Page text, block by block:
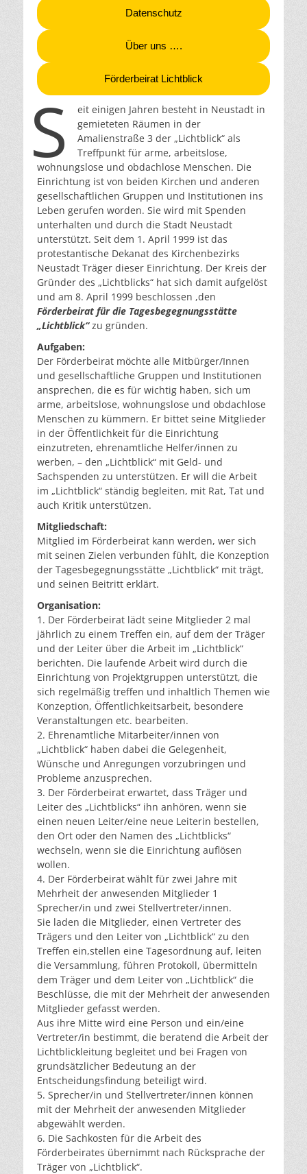
Datenschutz
Über uns ….
Förderbeirat Lichtblick
S
eit einigen Jahren besteht in Neustadt in
gemieteten Räumen in der
Amalienstraße 3 der „Lichtblick“ als
Treffpunkt für arme, arbeitslose,
wohnungslose und obdachlose Menschen. Die
Einrichtung ist von beiden Kirchen und anderen
gesellschaftlichen Gruppen und Institutionen ins
Leben gerufen worden. Sie wird mit Spenden
unterhalten und durch die Stadt Neustadt
unterstützt. Seit dem 1. April 1999 ist das
protestantische Dekanat des Kirchenbezirks
Neustadt Träger dieser Einrichtung. Der Kreis der
Gründer des „Lichtblicks“ hat sich damit aufgelöst
und am 8. April 1999 beschlossen ,den
Förderbeirat für die Tagesbegegnungsstätte
„Lichtblick“zu gründen.
Aufgaben:
Der Förderbeirat möchte alle Mitbürger/Innen
und gesellschaftliche Gruppen und Institutionen
ansprechen, die es für wichtig haben, sich um
arme, arbeitslose, wohnungslose und obdachlose
Menschen zu kümmern. Er bittet seine Mitglieder
in der Öffentlichkeit für die Einrichtung
einzutreten, ehrenamtliche Helfer/innen zu
werben, – den „Lichtblick“ mit Geld- und
Sachspenden zu unterstützen. Er will die Arbeit
im „Lichtblick“ ständig begleiten, mit Rat, Tat und
auch Kritik unterstützen.
Mitgliedschaft:
Mitglied im Förderbeirat kann werden, wer sich
mit seinen Zielen verbunden fühlt, die Konzeption
der Tagesbegegnungsstätte „Lichtblick“ mit trägt,
und seinen Beitritt erklärt.
Organisation:
1. Der Förderbeirat lädt seine Mitglieder 2 mal
jährlich zu einem Treffen ein, auf dem der Träger
und der Leiter über die Arbeit im „Lichtblick“
berichten. Die laufende Arbeit wird durch die
Einrichtung von Projektgruppen unterstützt, die
sich regelmäßig treffen und inhaltlich Themen wie
Konzeption, Öffentlichkeitsarbeit, besondere
Veranstaltungen etc. bearbeiten.
2. Ehrenamtliche Mitarbeiter/innen von
„Lichtblick“ haben dabei die Gelegenheit,
Wünsche und Anregungen vorzubringen und
Probleme anzusprechen.
3. Der Förderbeirat erwartet, dass Träger und
Leiter des „Lichtblicks“ ihn anhören, wenn sie
einen neuen Leiter/eine neue Leiterin bestellen,
den Ort oder den Namen des „Lichtblicks“
wechseln, wenn sie die Einrichtung auflösen
wollen.
4. Der Förderbeirat wählt für zwei Jahre mit
Mehrheit der anwesenden Mitglieder 1
Sprecher/in und zwei Stellvertreter/innen.
Sie laden die Mitglieder, einen Vertreter des
Trägers und den Leiter von „Lichtblick“ zu den
Treffen ein,stellen eine Tagesordnung auf, leiten
die Versammlung, führen Protokoll, übermitteln
dem Träger und dem Leiter von „Lichtblick“ die
Beschlüsse, die mit der Mehrheit der anwesenden
Mitglieder gefasst werden.
Aus ihre Mitte wird eine Person und ein/eine
Vertreter/in bestimmt, die beratend die Arbeit der
Lichtblickleitung begleitet und bei Fragen von
grundsätzlicher Bedeutung an der
Entscheidungsfindung beteiligt wird.
5. Sprecher/in und Stellvertreter/innen können
mit der Mehrheit der anwesenden Mitglieder
abgewählt werden.
6. Die Sachkosten für die Arbeit des
Förderbeirates übernimmt nach Rücksprache der
Träger von „Lichtblick“.